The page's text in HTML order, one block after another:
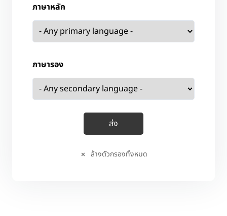
ภาษาหลัก
ภาษารอง
ล้างตัวกรองทั้งหมด